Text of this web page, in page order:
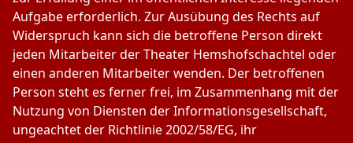
Aufgabe erforderlich. Zur Ausübung des Rechts auf
Widerspruch kann sich die betroffene Person direkt
jeden Mitarbeiter der Theater Hemshofschachtel oder
einen anderen Mitarbeiter wenden. Der betroffenen
Person steht es ferner frei, im Zusammenhang mit der
Nutzung von Diensten der Informationsgesellschaft,
ungeachtet der Richtlinie 2002/58/EG, ihr